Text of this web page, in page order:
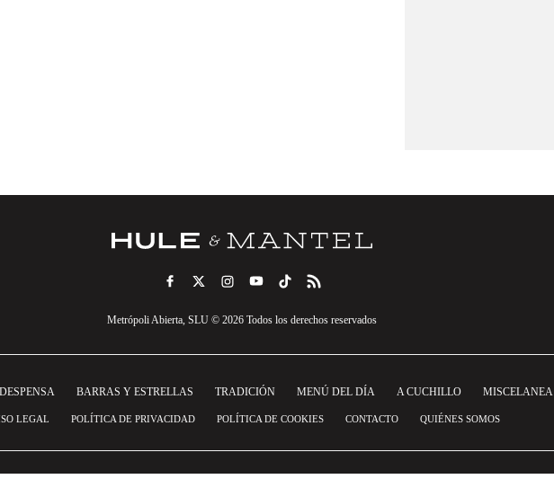
Metrópoli Abierta, SLU © 2026 Todos los derechos reservados
DESPENSA BARRAS Y ESTRELLAS TRADICIÓN MENÚ DEL DÍA A CUCHILLO MISCELANEA
LEGAL POLÍTICA DE PRIVACIDAD POLÍTICA DE COOKIES CONTACTO QUIÉNES SOMOS